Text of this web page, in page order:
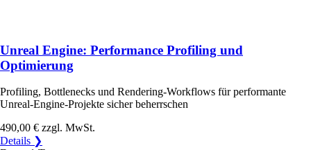
Unreal Engine: Performance Profiling und
Optimierung
Profiling, Bottlenecks und Rendering-Workflows für performante
Unreal-Engine-Projekte sicher beherrschen
490,00 € zzgl. MwSt.
Details ❯